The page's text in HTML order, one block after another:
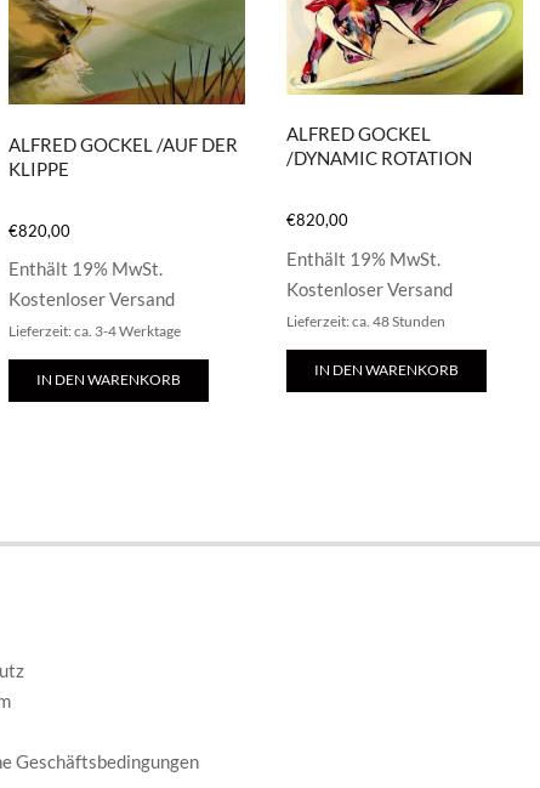
ALFRED GOCKEL /AUF DER
KLIPPE
€820,00
Enthält 19% MwSt.
Kostenloser Versand
Lieferzeit: ca. 3-4 Werktage
IN DEN WARENKORB
ALFRED GOCKEL
/DYNAMIC ROTATION
€820,00
Enthält 19% MwSt.
Kostenloser Versand
Lieferzeit: ca. 48 Stunden
IN DEN WARENKORB
Geschäftsbedingungen